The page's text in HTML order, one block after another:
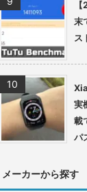
末
ス
実
載
パ
メーカーから探す